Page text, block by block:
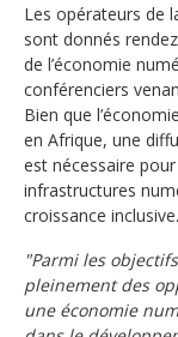
Les opérateurs de
sont donnés
de l’économie
conférenciers
Bien que
en Afrique, une
est nécessaire
infrastructures
croissance inclusive.
"Parmi les
pleinement des
une économie